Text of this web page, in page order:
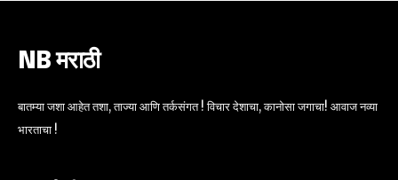
NB मराठी
बातम्या जशा आहेत तशा, ताज्या आणि तर्कसंगत ! विचार देशाचा, कानोसा जगाचा! आवाज नव्या
भारताचा !